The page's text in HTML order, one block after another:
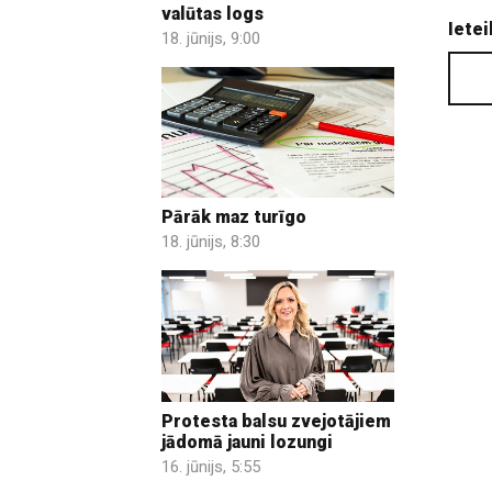
valūtas logs
18. jūnijs, 9:00
Pārāk maz turīgo
18. jūnijs, 8:30
Protesta balsu zvejotājiem
jādomā jauni lozungi
16. jūnijs, 5:55